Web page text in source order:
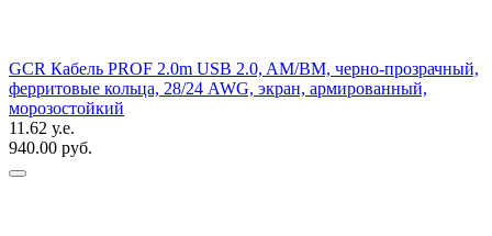
GCR Кабель PROF 2.0m USB 2.0, AM/BM, черно-прозрачный,
ферритовые кольца, 28/24 AWG, экран, армированный,
морозостойкий
11.62 у.е.
940.00 руб.